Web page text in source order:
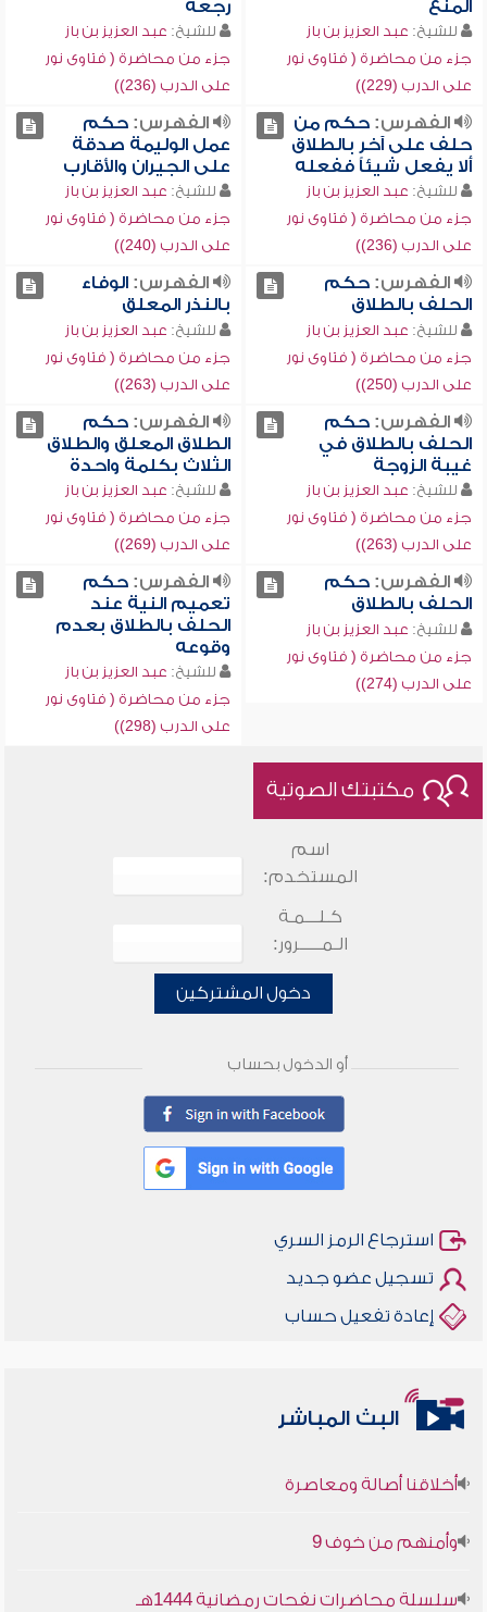
المنع
للشيخ: عبد العزيز بن باز
جزء من محاضرة ( فتاوى نور
على الدرب (229))
رجعة
للشيخ: عبد العزيز بن باز
جزء من محاضرة ( فتاوى نور
على الدرب (236))
الفهرس:حكم من
حلف على آخر بالطلاق
ألا يفعل شيئاً ففعله
للشيخ: عبد العزيز بن باز
جزء من محاضرة ( فتاوى نور
على الدرب (236))
الفهرس:حكم
عمل الوليمة صدقة
على الجيران والأقارب
للشيخ: عبد العزيز بن باز
جزء من محاضرة ( فتاوى نور
على الدرب (240))
الفهرس:حكم
الحلف بالطلاق
للشيخ: عبد العزيز بن باز
جزء من محاضرة ( فتاوى نور
على الدرب (250))
الفهرس:الوفاء
بالنذر المعلق
للشيخ: عبد العزيز بن باز
جزء من محاضرة ( فتاوى نور
على الدرب (263))
الفهرس:حكم
الحلف بالطلاق في
غيبة الزوجة
للشيخ: عبد العزيز بن باز
جزء من محاضرة ( فتاوى نور
على الدرب (263))
الفهرس:حكم
الطلاق المعلق والطلاق
الثلاث بكلمة واحدة
للشيخ: عبد العزيز بن باز
جزء من محاضرة ( فتاوى نور
على الدرب (269))
الفهرس:حكم
الحلف بالطلاق
للشيخ: عبد العزيز بن باز
جزء من محاضرة ( فتاوى نور
على الدرب (274))
الفهرس:حكم
تعميم النية عند
الحلف بالطلاق بعدم
وقوعه
للشيخ: عبد العزيز بن باز
جزء من محاضرة ( فتاوى نور
على الدرب (298))
مكتبتك الصوتية
اسم
المستخدم:
كـلـــمـة
الـمـــــرور:
دخول المشتركين
أو الدخول بحساب
استرجاع الرمز السري
تسجيل عضو جديد
إعادة تفعيل حساب
البث المباشر